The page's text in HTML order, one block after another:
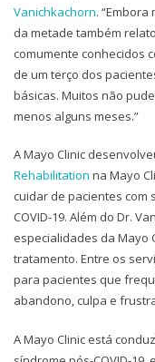
Vanichkachorn.
da metade também
comumente conhecidos
de um terço dos
básicas. Muitos não
menos alguns meses.”
A Mayo Clinic
Rehabilitation na Mayo
cuidar de pacientes
COVID-19. Além do Dr.
especialidades da Mayo
tratamento. Entre os
para pacientes que
abandono, culpa e
A Mayo Clinic está